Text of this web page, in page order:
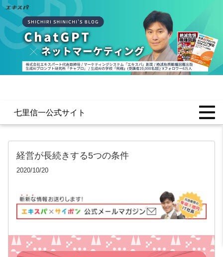
七里信一公式サイト
経営が長続きする5つの条件
2020/10/20